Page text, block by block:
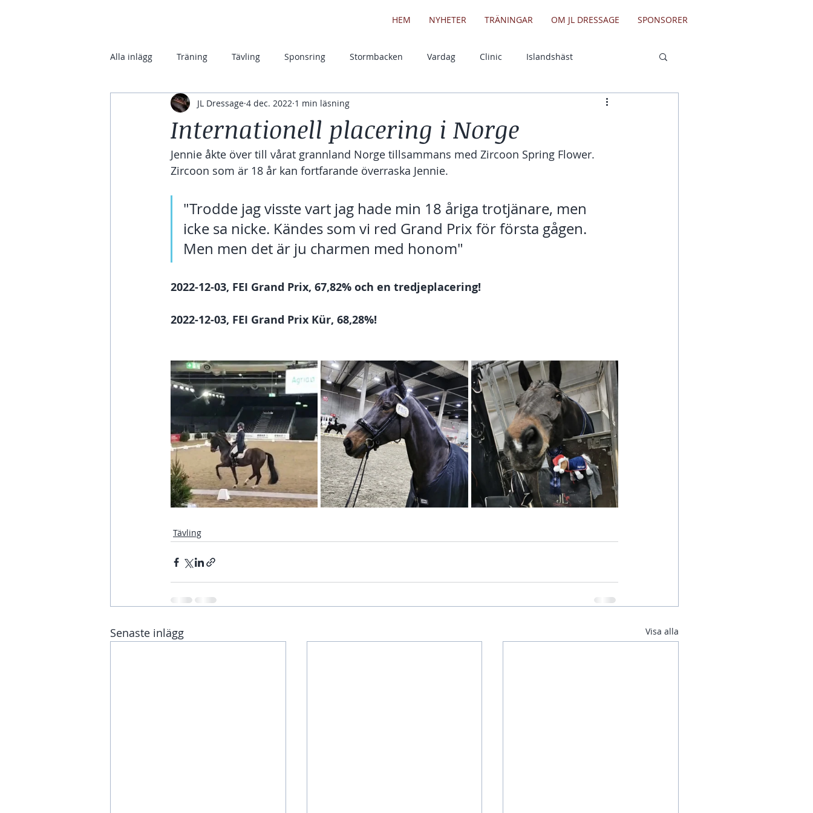
HEM NYHETER TRÄNINGAR OM JL DRESSAGE SPONSORER
Alla inlägg Träning Tävling Sponsring Stormbacken Vardag Clinic Islandshäst
Senaste månaden med JL På gång Aktuellt
Internationell placering i Norge
JL Dressage 4 dec. 2022 1 min läsning
Jennie åkte över till vårat grannland Norge tillsammans med Zircoon Spring Flower.
Zircoon som är 18 år kan fortfarande överraska Jennie.
"Trodde jag visste vart jag hade min 18 åriga trotjänare, men
icke sa nicke. Kändes som vi red Grand Prix för första gågen.
Men men det är ju charmen med honom"
2022-12-03, FEI Grand Prix, 67,82% och en tredjeplacering!
2022-12-03, FEI Grand Prix Kür, 68,28%!
Tävling
Senaste inlägg Visa alla